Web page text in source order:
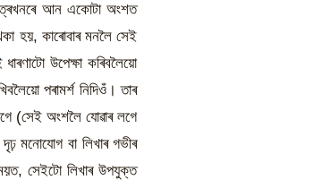
আন একোটা অংশত
হয়, কাৰোবাৰ মনলৈ সেই
উপেক্ষা কৰিবলৈয়ো
পৰামৰ্শ নিদিওঁ। তাৰ
(সেই অংশলৈ যোৱাৰ লগে
মনোযোগ বা লিখাৰ গভীৰ
সেইটো লিখাৰ উপযুক্ত